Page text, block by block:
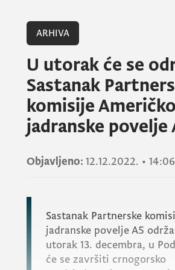
ARHIVA
U utorak će se
Sastanak
komisije
jadranske povelje
Objavljeno: 12.12.2022. • 14:06
Sastanak Partnerske
jadranske povelje A5
utorak 13. decembra, u
će se završiti crnogorsko